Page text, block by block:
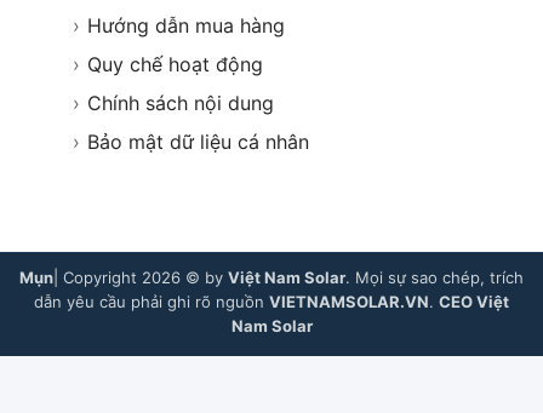
› Hướng dẫn mua hàng
› Quy chế hoạt động
› Chính sách nội dung
› Bảo mật dữ liệu cá nhân
Mụn | Copyright 2026 © by Việt Nam Solar. Mọi sự sao chép, trích
dẫn yêu cầu phải ghi rõ nguồn VIETNAMSOLAR.VN. CEO Việt
Nam Solar